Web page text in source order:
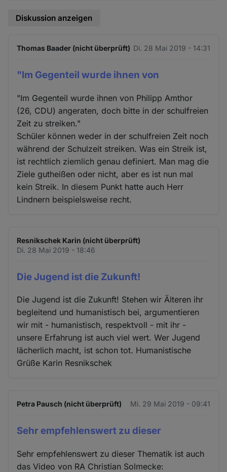
Diskussion anzeigen
Thomas Baader (nicht überprüft) Di. 28 Mai 2019 - 14:31
"Im Gegenteil wurde ihnen von
"Im Gegenteil wurde ihnen von Philipp Amthor
(26, CDU) angeraten, doch bitte in der schulfreien
Zeit zu streiken."
Schüler können weder in der schulfreien Zeit noch
während der Schulzeit streiken. Was ein Streik ist,
ist rechtlich ziemlich genau definiert. Man mag die
Ziele gutheißen oder nicht, aber es ist nun mal
kein Streik. In diesem Punkt hatte auch Herr
Lindnern beispielsweise recht.
Resnikschek Karin (nicht überprüft)
Di. 28 Mai 2019 - 18:46
Die Jugend ist die Zukunft!
Die Jugend ist die Zukunft! Stehen wir Älteren ihr
begleitend und humanistisch bei, argumentieren
wir mit - humanistisch, respektvoll - mit ihr -
unsere Erfahrung ist auch viel wert. Wer Jugend
lächerlich macht, ist schon tot. Humanistische
Grüße Karin Resnikschek
Petra Pausch (nicht überprüft) Mi. 29 Mai 2019 - 09:41
Sehr empfehlenswert zu dieser
Sehr empfehlenswert zu dieser Thematik ist auch
das Video von RA Christian Solmecke: